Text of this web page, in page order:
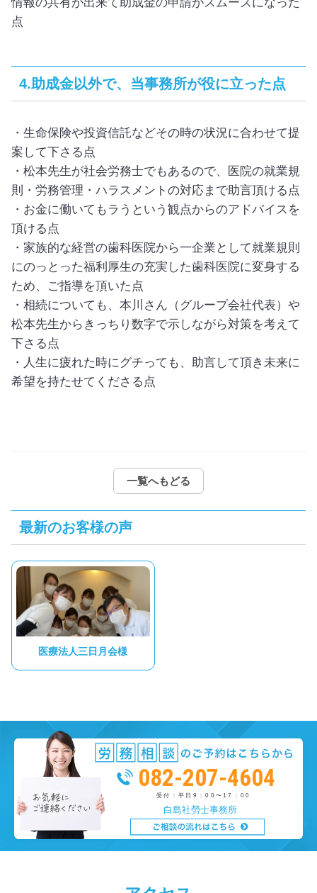
点
4.助成金以外で、当事務所が役に立った点
・生命保険や投資信託などその時の状況に合わせて提
案して下さる点
・松本先生が社会労務士でもあるので、医院の就業規
則・労務管理・ハラスメントの対応まで助言頂ける点
・お金に働いてもラうという観点からのアドバイスを
頂ける点
・家族的な経営の歯科医院から一企業として就業規則
にのっとった福利厚生の充実した歯科医院に変身する
ため、ご指導を頂いた点
・相続についても、本川さん（グループ会社代表）や
松本先生からきっちり数字で示しながら対策を考えて
下さる点
・人生に疲れた時にグチっても、助言して頂き未来に
希望を持たせてくださる点
一覧へもどる
最新のお客様の声
医療法人三日月会様
082-207-4604
受付：平日9：00〜17：00
白島社勞士事務所